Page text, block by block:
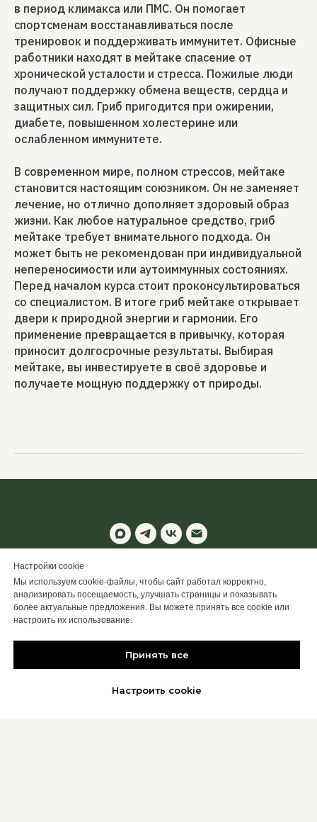
в период климакса или ПМС. Он помогает
спортсменам восстанавливаться после
тренировок и поддерживать иммунитет. Офисные
работники находят в мейтаке спасение от
хронической усталости и стресса. Пожилые люди
получают поддержку обмена веществ, сердца и
защитных сил. Гриб пригодится при ожирении,
диабете, повышенном холестерине или
ослабленном иммунитете.
В современном мире, полном стрессов, мейтаке
становится настоящим союзником. Он не заменяет
лечение, но отлично дополняет здоровый образ
жизни. Как любое натуральное средство, гриб
мейтаке требует внимательного подхода. Он
может быть не рекомендован при индивидуальной
непереносимости или аутоиммунных состояниях.
Перед началом курса стоит проконсультироваться
со специалистом. В итоге гриб мейтаке открывает
двери к природной энергии и гармонии. Его
применение превращается в привычку, которая
приносит долгосрочные результаты. Выбирая
мейтаке, вы инвестируете в своё здоровье и
получаете мощную поддержку от природы.
Настроить Cookie
Back to top
Настройки cookie
Мы используем cookie-файлы, чтобы сайт работал корректно,
анализировать посещаемость, улучшать страницы и показывать
более актуальные предложения. Вы можете принять все cookie или
настроить их использование.
Принять все
Настроить cookie